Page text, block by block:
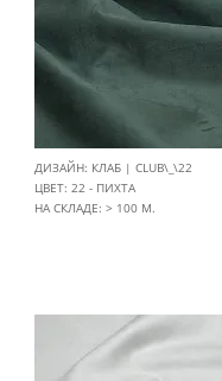
ДИЗАЙН: КЛАБ | CLUB\_\22
ЦВЕТ: 22 - ПИХТА
НА СКЛАДЕ: > 100 М.